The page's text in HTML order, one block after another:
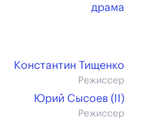
драма
Константин Тищенко
Режиссер
Юрий Сысоев (II)
Режиссер